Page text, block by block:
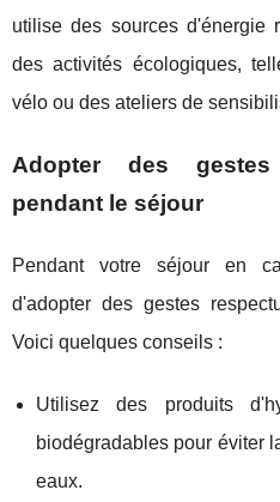
utilise des sources d'énergie
des activités écologiques,
vélo ou des ateliers de
Adopter des gestes
pendant le séjour
Pendant votre séjour en
d'adopter des gestes
Voici quelques conseils :
Utilisez des produits
biodégradables pour éviter
eaux.